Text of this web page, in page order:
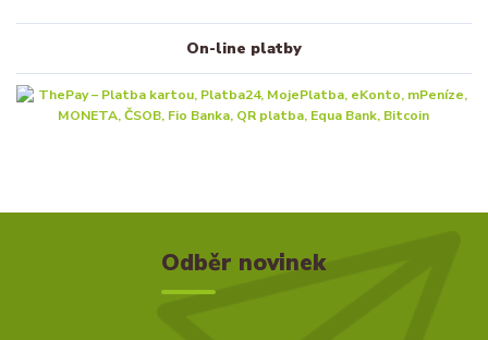
On-line platby
Odběr novinek